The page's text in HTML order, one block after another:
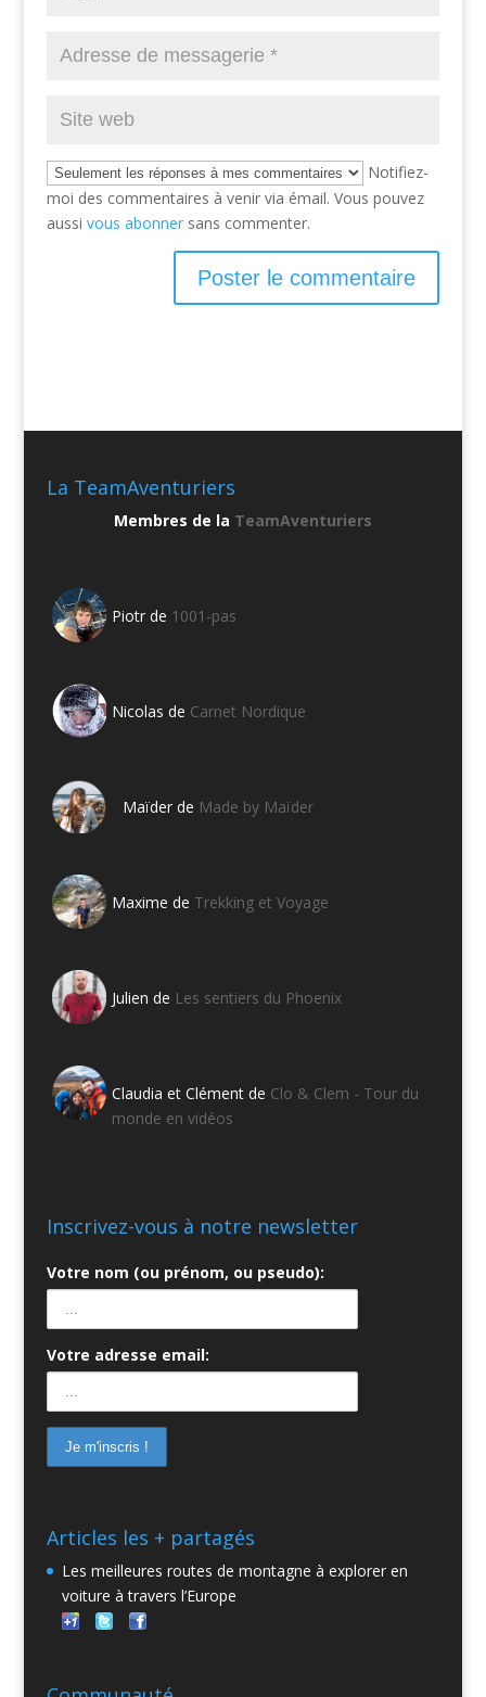
Notifiez-
moi des commentaires à venir via émail. Vous pouvez
aussi vous abonnersans commenter.
La TeamAventuriers
Membres de la TeamAventuriers
Piotr de 1001-pas
Nicolas de Carnet Nordique
Maïder de Made by Maïder
Maxime de Trekking et Voyage
Julien de Les sentiers du Phoenix
Claudia et Clément de Clo & Clem - Tour du
monde en vidéos
Inscrivez-vous à notre newsletter
Votre nom (ou prénom, ou pseudo):
Votre adresse email:
Articles les + partagés
Les meilleures routes de montagne à explorer en
voiture à travers l’Europe